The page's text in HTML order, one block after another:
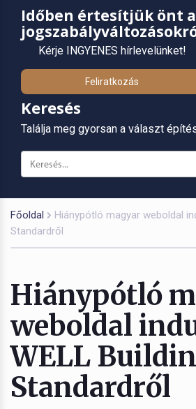
Időben értesítjük önt a
Kérje INGYENES hírlevelünket!
Feliratkozás
Keresés
Találja meg gyorsan a választ
Főoldal
Hiánypótló magyar weboldal
Standardről
Hiánypótló
weboldal
WELL
Standardről